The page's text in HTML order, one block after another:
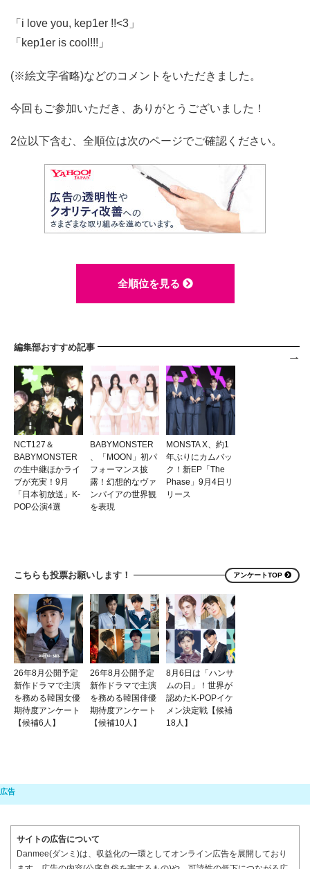
「i love you, kep1er !!<3」
「kep1er is cool!!!」
(※絵文字省略)などのコメントをいただきました。
今回もご参加いただき、ありがとうございました！
2位以下含む、全順位は次のページでご確認ください。
全順位を見る
編集部おすすめ記事
NCT127＆
BABYMONSTER
の生中継ほかライ
ブが充実！9月
「日本初放送」K-
POP公演4選
BABYMONSTER
、「MOON」初パ
フォーマンス披
露！幻想的なヴァ
ンパイアの世界観
を表現
MONSTA X、約1
年ぶりにカムバッ
ク！新EP「The
Phase」9月4日リ
リース
こちらも投票お願いします！ アンケートTOP
26年8月公開予定
新作ドラマで主演
を務める韓国女優
期待度アンケート
【候補6人】
26年8月公開予定
新作ドラマで主演
を務める韓国俳優
期待度アンケート
【候補10人】
8月6日は「ハンサ
ムの日」！世界が
認めたK-POPイケ
メン決定戦【候補
18人】
サイトの広告について
Danmee(ダンミ)は、収益化の一環としてオンライン広告を展開しており